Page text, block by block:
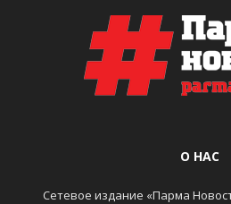
О НАС
Сетевое издание «Парма